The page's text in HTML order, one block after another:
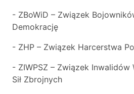
- ZBoWiD – Związek
Demokrację
- ZHP – Związek Harcerstwa
- ZIWPSZ – Związek Inwalidów
Sił Zbrojnych